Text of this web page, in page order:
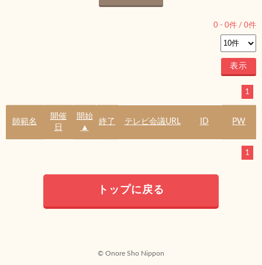
0 - 0件 / 0件
1
師範名
開催
日
開始
▲
終了 テレビ会議URL ID PW
1
トップに戻る
© Onore Sho Nippon